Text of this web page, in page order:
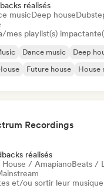
réalisés
musicDeep house
mes playlist(s)
Dance music Deep
Future house House
Recordings
réalisés
/ AmapianoBeats /
et/ou sortir leur musique